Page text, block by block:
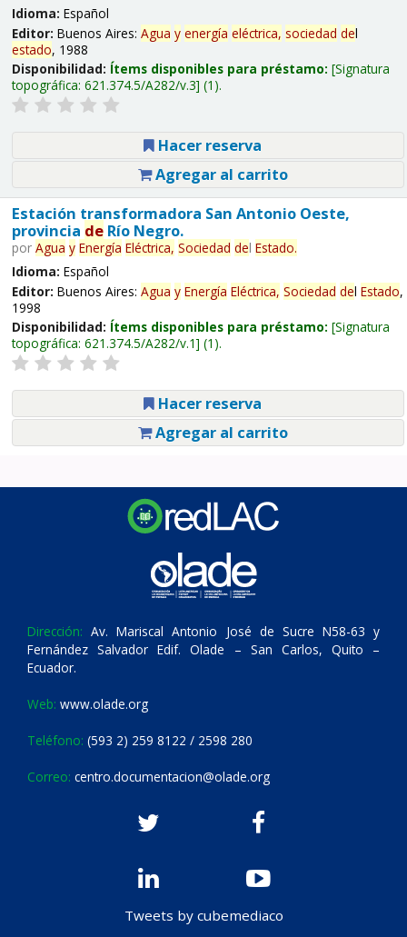
Idioma: Español
Editor: Buenos Aires: Agua y energía eléctrica, sociedad del
estado, 1988
Disponibilidad: Ítems disponibles para préstamo: Signatura
topográfica: 621.374.5/A282/v.3 (1).
Hacer reserva
Agregar al carrito
Estación transformadora San Antonio Oeste,
provincia deRío Negro.
por Agua y Energía Eléctrica, Sociedad del Estado.
Idioma: Español
Editor: Buenos Aires: Agua y Energía Eléctrica, Sociedad del Estado,
1998
Disponibilidad: Ítems disponibles para préstamo: Signatura
topográfica: 621.374.5/A282/v.1 (1).
Hacer reserva
Agregar al carrito
Dirección: Av. Mariscal Antonio José de Sucre N58-63 y
Fernández Salvador Edif. Olade – San Carlos, Quito –
Ecuador.
Web: www.olade.org
Teléfono: (593 2) 259 8122 / 2598 280
Correo: centro.documentacion@olade.org
Tweets by cubemediaco